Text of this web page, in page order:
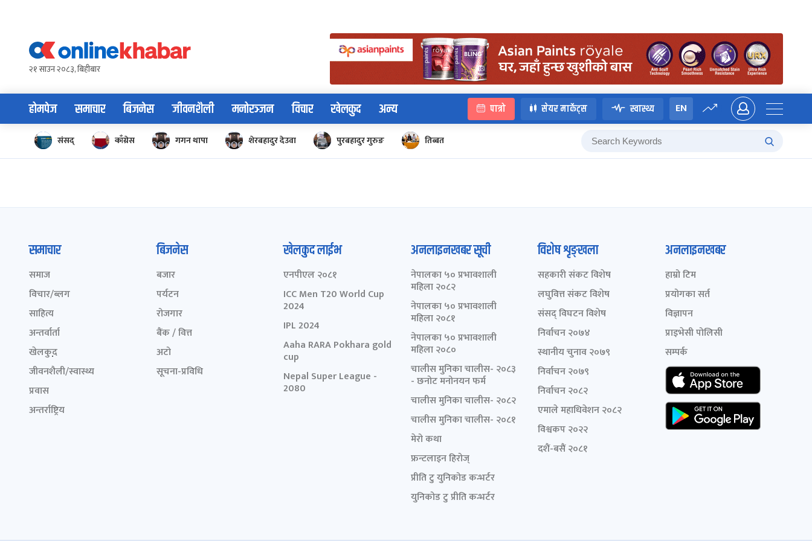
content२१ साउन २०८३, बिहीबार
होमपेज समाचार बिजनेस जीवनशैली मनोरञ्जन विचार खेलकुद अन्य पात्रो सेयर मार्केट्स स्वास्थ्य EN
संसद् काँग्रेस गगन थापा शेरबहादुर देउवा पुरबहादुर गुरुङ तिब्बत
समाचार
समाज
विचार/ब्लग
साहित्य
अन्तर्वार्ता
खेलकुद़़
जीवनशैली/स्वास्थ्य
प्रवास
अन्तर्राष्ट्रिय
बिजनेस
बजार
पर्यटन
रोजगार
बैंक / वित्त
अटो
सूचना-प्रविधि
खेलकुद लाईभ
एनपीएल २०८१
ICC Men T20 World Cup
2024
IPL 2024
Aaha RARA Pokhara gold
cup
Nepal Super League -
2080
अनलाइनखबर सूची
नेपालका ५० प्रभावशाली
महिला २०८२
नेपालका ५० प्रभावशाली
महिला २०८१
नेपालका ५० प्रभावशाली
महिला २०८०
चालीस मुनिका चालीस- २०८३
- छनोट मनोनयन फर्म
चालीस मुनिका चालीस- २०८२
चालीस मुनिका चालीस- २०८१
मेरो कथा
फ्रन्टलाइन हिरोज्
प्रीति टु युनिकोड कन्भर्टर
युनिकोड टु प्रीति कन्भर्टर
विशेष शृङ्खला
सहकारी संकट विशेष
लघुवित्त संकट विशेष
संसद् विघटन विशेष
निर्वाचन २०७४
स्थानीय चुनाव २०७९
निर्वाचन २०७९
निर्वाचन २०८२
एमाले महाधिवेशन २०८२
विश्वकप २०२२
दशैं-बसैं २०८१
अनलाइनखबर
हाम्रो टिम
प्रयोगका सर्त
विज्ञापन
प्राइभेसी पोलिसी
सम्पर्क